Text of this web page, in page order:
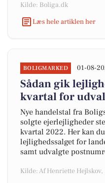
Kilde: Boliga.dk
Læs hele artiklen her
BOLIGMARKED 01-08-
Sådan gik
kvartal for
Nye handelstal fra
solgte ejerlejligheder
kvartal 2022. Her kan
lejlighedssalget for
samt udvalgte
Kilde: Af Henriette